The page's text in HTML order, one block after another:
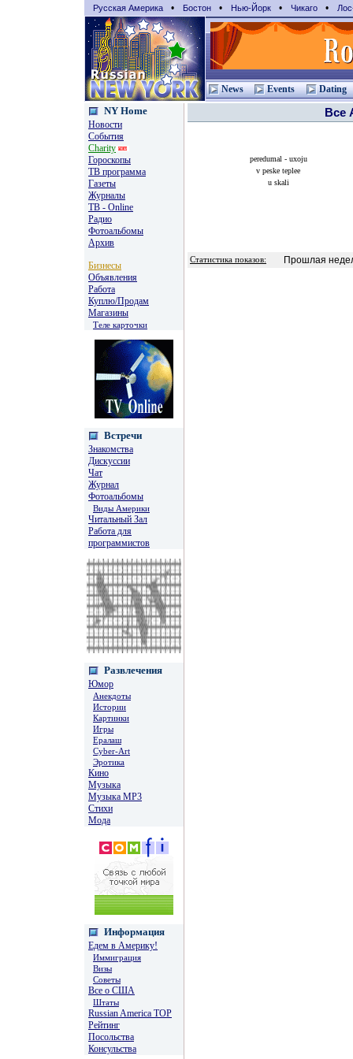
Русская Америка • Бостон • Нью-Йорк • Чикаго •
News Events Dating
NY Home
Новости
События
Charity
Гороскопы
TВ программа
Газеты
Журналы
ТВ - Online
Радио
Фотоальбомы
Архив
Бизнесы
Объявления
Работа
Куплю/Продам
Магазины
Теле карточки
Встречи
Знакомства
Дискуссии
Чат
Журнал
Фотоальбомы
Виды Америки
Читальный Зал
Работа для
программистов
Развлечения
Юмор
Анекдоты
Истории
Картинки
Игры
Ералаш
Cyber-Art
Эротика
Кино
Музыка
Музыка MP3
Стихи
Мода
Информация
Едем в Америку!
Иммиграция
Визы
Советы
Все о США
Штаты
Russian America TOP
Рейтинг
Посольства
Консульства
Все
peredumal - uxoju
v peske teplee
u skali
Статистика показов: Прошлая